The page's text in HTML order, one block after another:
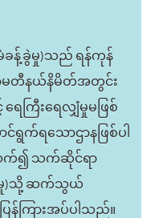
မံခန့်ခွဲမှု)သည် ရန်ကုန်
မတီနယ်နိမိတ်အတွင်း
ရေကြီးရေလျှံမှုမဖြစ်
က်ရသောဌာနဖြစ်ပါ
သက်၍ သက်ဆိုင်ရာ
းမှု)သို့ ဆက်သွယ်
ြန်ကြားအပ်ပါသည်။